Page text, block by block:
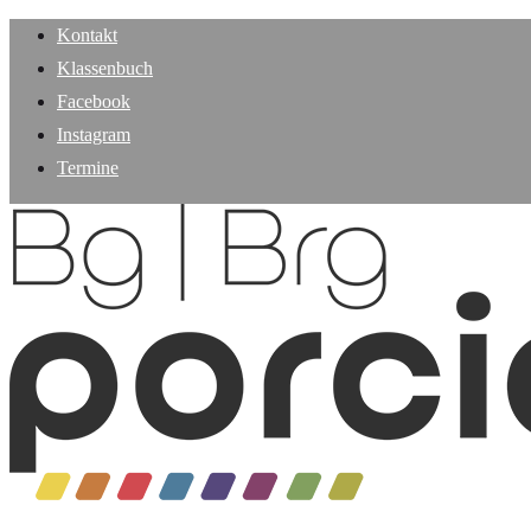
Kontakt
Klassenbuch
Facebook
Instagram
Termine